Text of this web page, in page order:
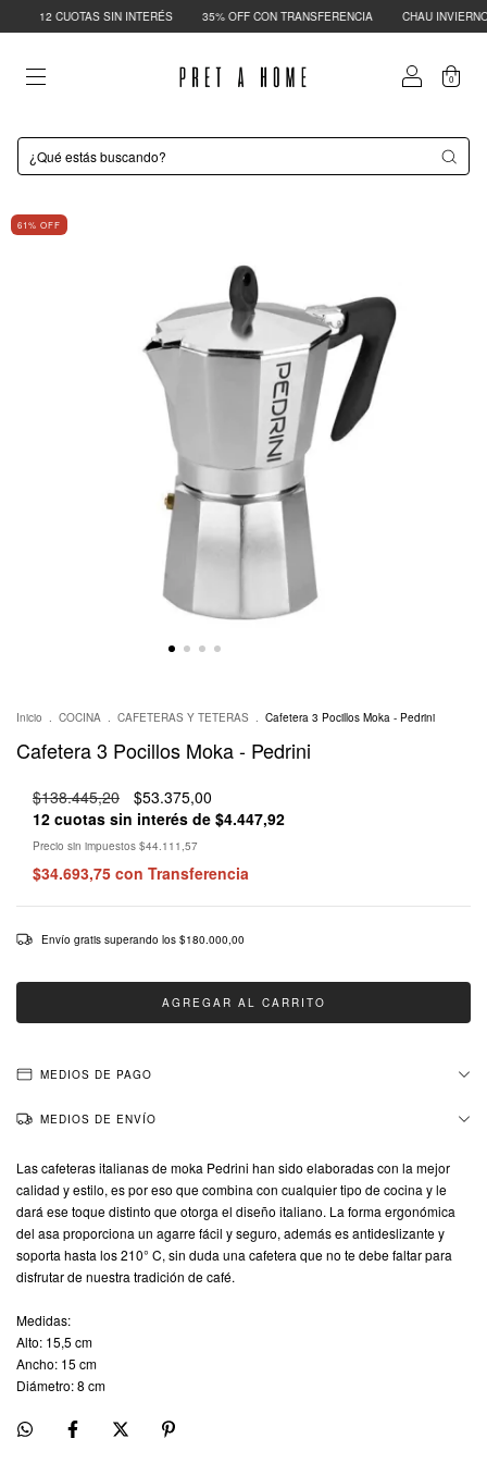
12 CUOTAS SIN INTERÉS 35% OFF CON TRANSFERENCIA CHAU INVIERNO
0
61% OFF
Inicio . COCINA . CAFETERAS Y TETERAS . Cafetera 3 Pocillos Moka - Pedrini
Cafetera 3 Pocillos Moka - Pedrini
$138.445,20
$53.375,00
12 cuotas sin interés de $4.447,92
Precio sin impuestos $44.111,57
$34.693,75 con Transferencia
Envío gratis superando los $180.000,00
MEDIOS DE PAGO
MEDIOS DE ENVÍO
Las cafeteras italianas de moka Pedrini han sido elaboradas con la mejor
calidad y estilo, es por eso que combina con cualquier tipo de cocina y le
dará ese toque distinto que otorga el diseño italiano. La forma ergonómica
del asa proporciona un agarre fácil y seguro, además es antideslizante y
soporta hasta los 210° C, sin duda una cafetera que no te debe faltar para
disfrutar de nuestra tradición de café.
Medidas:
Alto: 15,5 cm
Ancho: 15 cm
Diámetro: 8 cm